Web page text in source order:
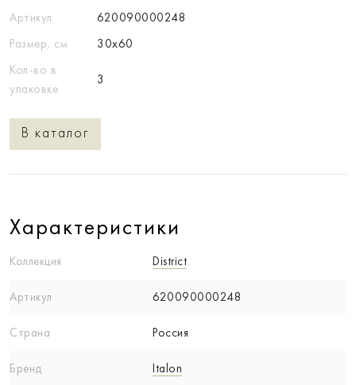
Артикул
620090000248
Размер, см
30x60
Кол-во в
упаковке
3
В каталог
Характеристики
Коллекция District
Артикул 620090000248
Страна Россия
Бренд Italon